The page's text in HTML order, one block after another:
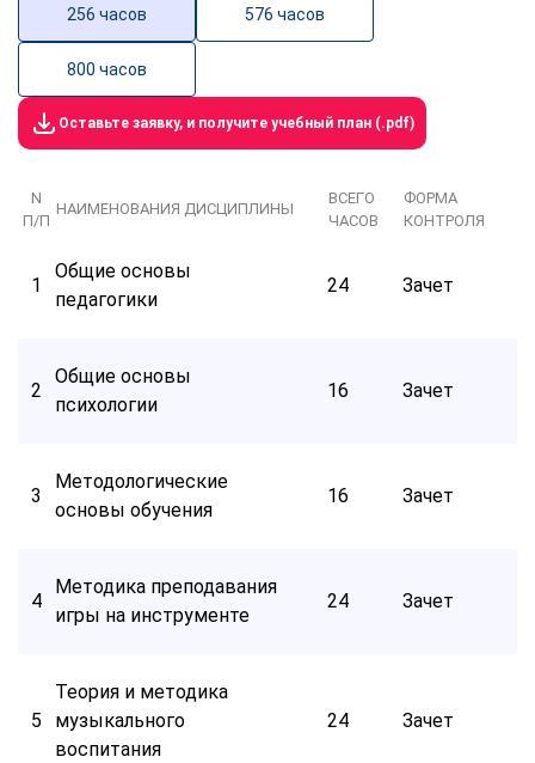
256 часов 576 часов
800 часов
Оставьте заявку, и получите учебный план (.pdf)
N
П/П
НАИМЕНОВАНИЯ ДИСЦИПЛИНЫ
ВСЕГО
ЧАСОВ
ФОРМА
КОНТРОЛЯ
1
Общие основы
педагогики
24 Зачет
2
Общие основы
психологии
16 Зачет
3
Методологические
основы обучения
16 Зачет
4
Методика преподавания
игры на инструменте
24 Зачет
5
Теория и методика
музыкального
воспитания
24 Зачет